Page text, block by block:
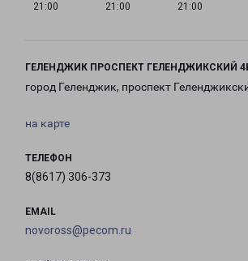
21:00
21:00
21:00
ГЕЛЕНДЖИК ПРОСПЕКТ ГЕЛЕНДЖИКСКИЙ
город Геленджик, проспект
на карте
ТЕЛЕФОН
8(8617) 306-373
EMAIL
novoross@pecom.ru